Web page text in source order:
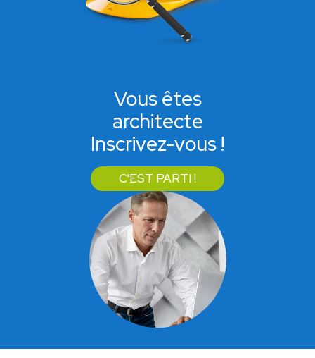
Vous êtes
architecte
Inscrivez-vous !
C'EST PARTI !